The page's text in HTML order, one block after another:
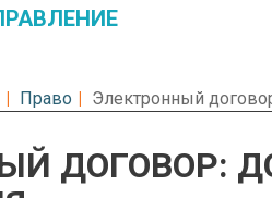
Право Электронный
ДОГОВОР: